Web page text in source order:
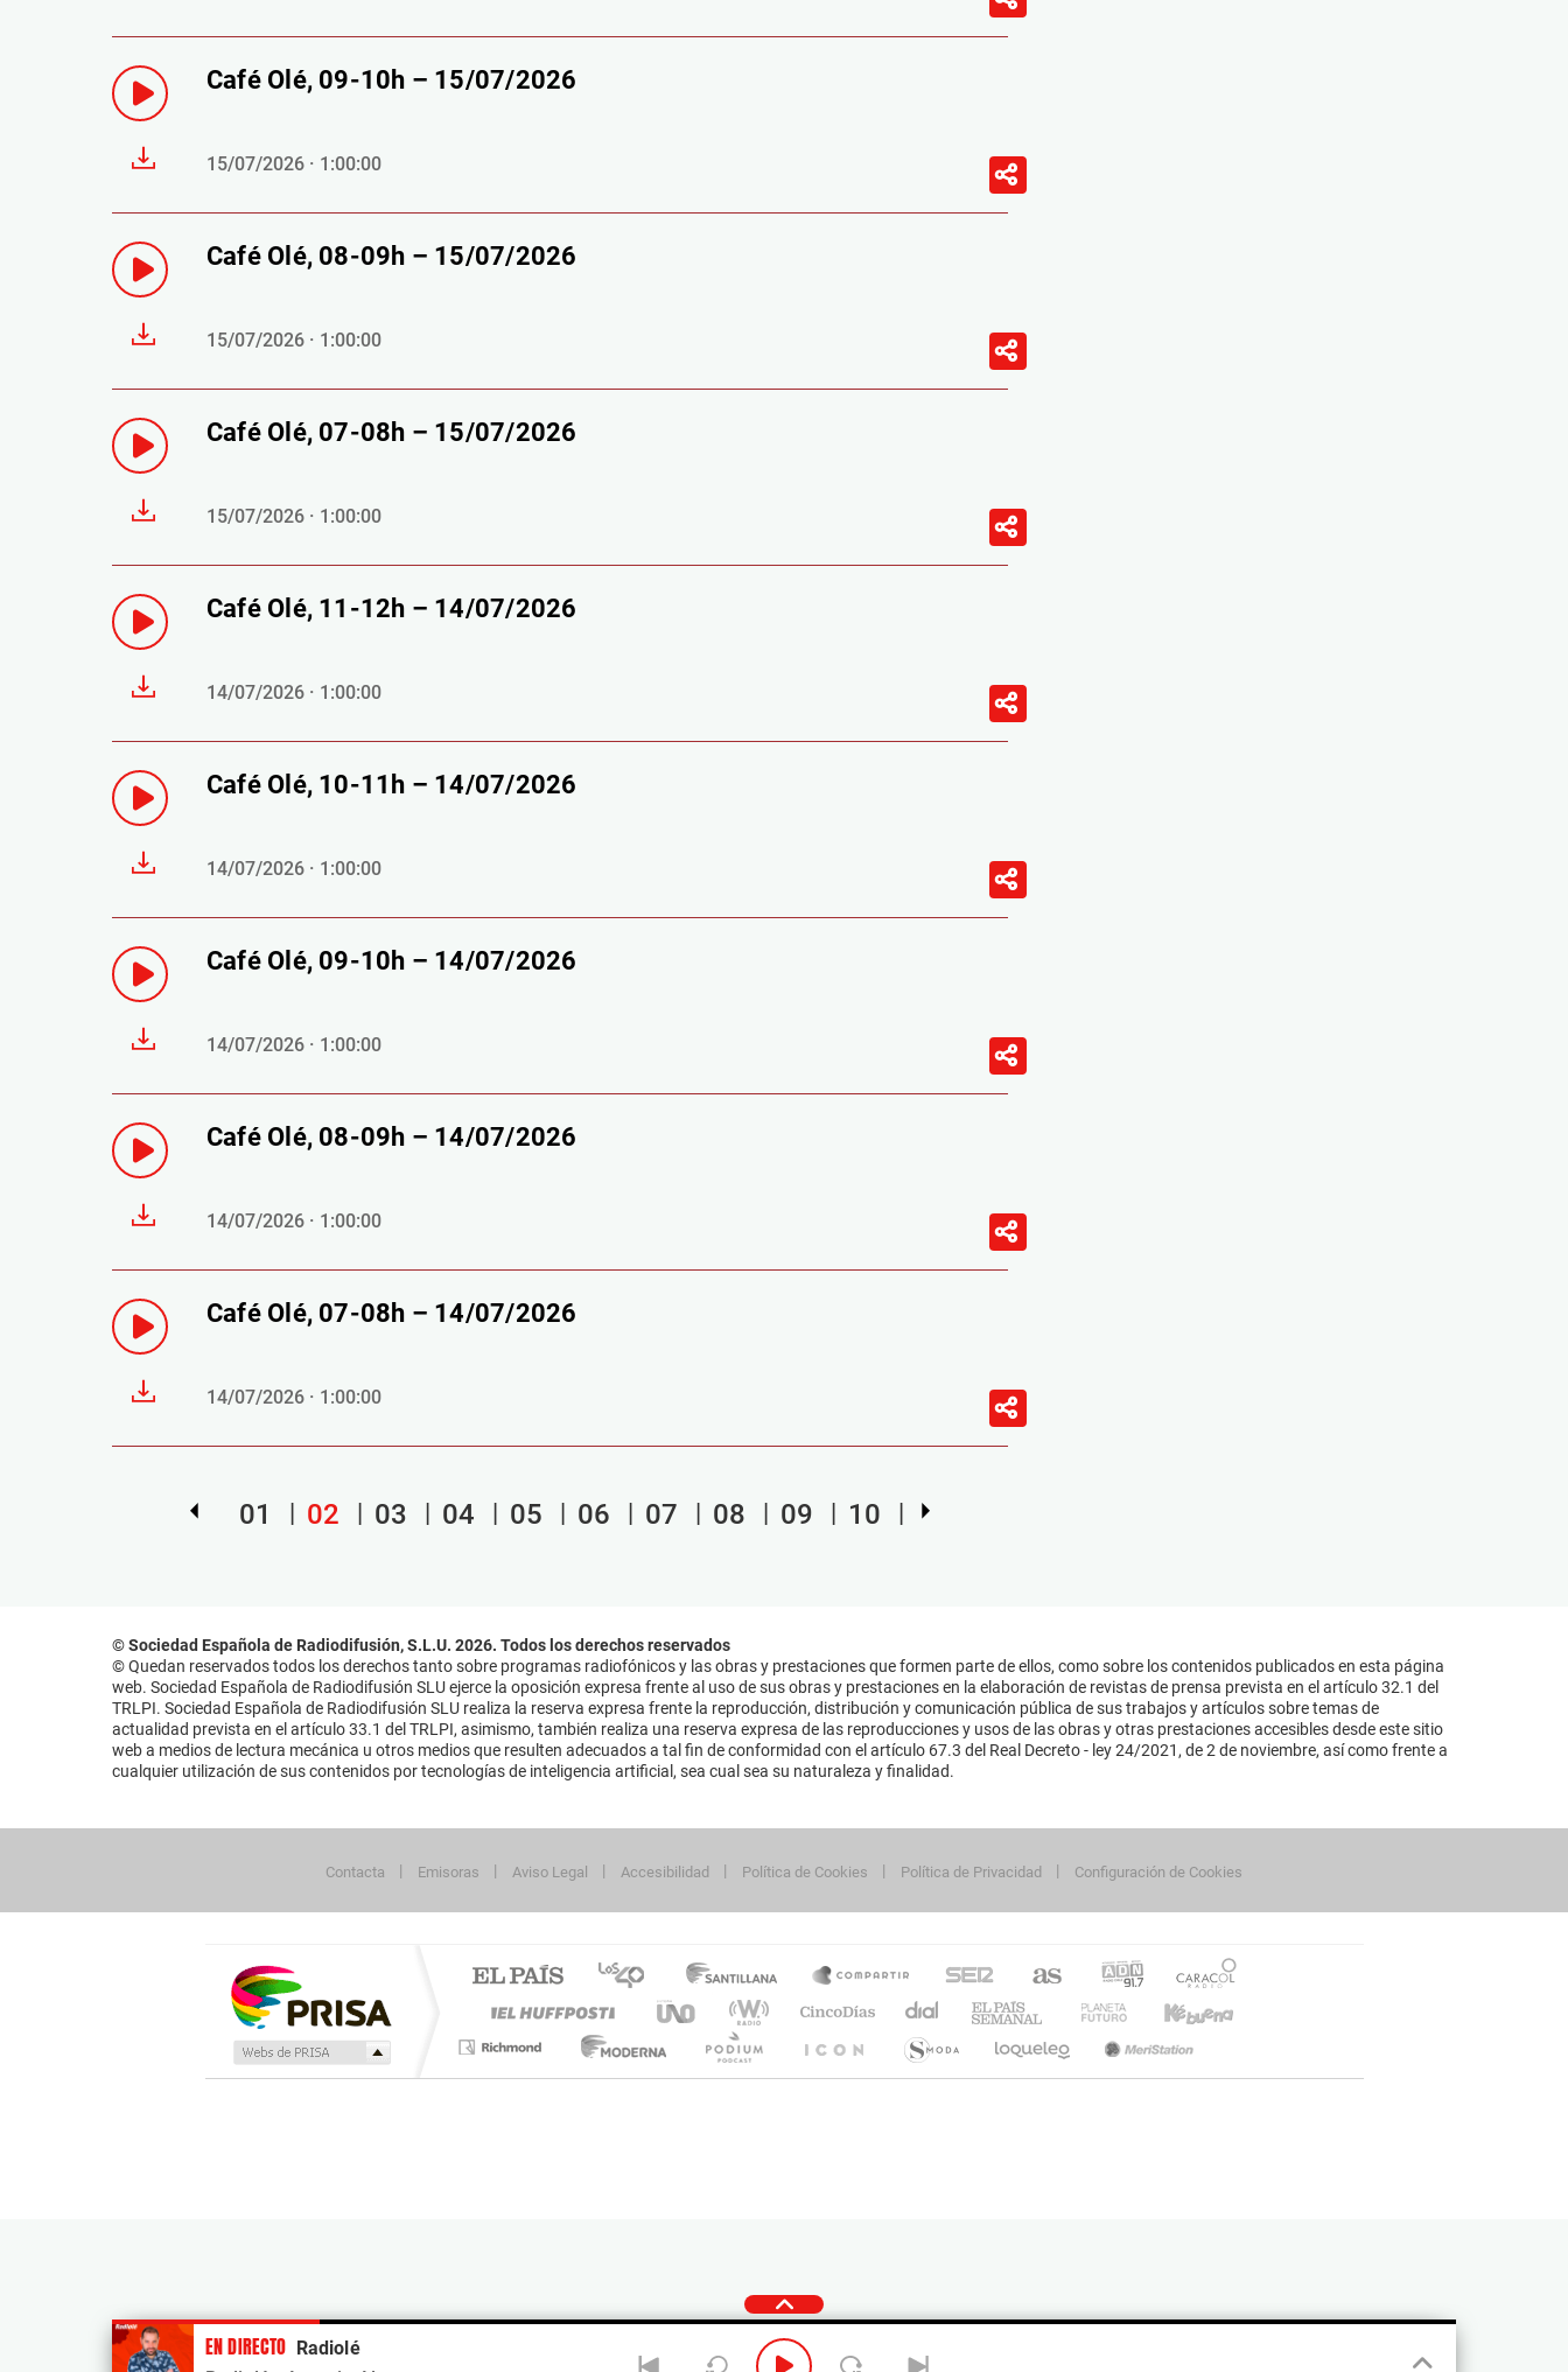
Café Olé, 09-10h – 15/07/2026
15/07/2026 · 1:00:00
Café Olé, 08-09h – 15/07/2026
15/07/2026 · 1:00:00
Café Olé, 07-08h – 15/07/2026
15/07/2026 · 1:00:00
Café Olé, 11-12h – 14/07/2026
14/07/2026 · 1:00:00
Café Olé, 10-11h – 14/07/2026
14/07/2026 · 1:00:00
Café Olé, 09-10h – 14/07/2026
14/07/2026 · 1:00:00
Café Olé, 08-09h – 14/07/2026
14/07/2026 · 1:00:00
Café Olé, 07-08h – 14/07/2026
14/07/2026 · 1:00:00
01 02 03 04 05 06 07 08 09 10
© Sociedad Española de Radiodifusión, S.L.U. 2026. Todos los derechos reservados
© Quedan reservados todos los derechos tanto sobre programas radiofónicos y las obras y prestaciones que formen parte de ellos, como sobre los contenidos publicados en esta página
web. Sociedad Española de Radiodifusión SLU ejerce la oposición expresa frente al uso de sus obras y prestaciones en la elaboración de revistas de prensa prevista en el artículo 32.1 del
TRLPI. Sociedad Española de Radiodifusión SLU realiza la reserva expresa frente la reproducción, distribución y comunicación pública de sus trabajos y artículos sobre temas de
actualidad prevista en el artículo 33.1 del TRLPI, asimismo, también realiza una reserva expresa de las reproducciones y usos de las obras y otras prestaciones accesibles desde este sitio
web a medios de lectura mecánica u otros medios que resulten adecuados a tal fin de conformidad con el artículo 67.3 del Real Decreto - ley 24/2021, de 2 de noviembre, así como frente a
cualquier utilización de sus contenidos por tecnologías de inteligencia artificial, sea cual sea su naturaleza y finalidad.
Contacta Emisoras Aviso Legal Accesibilidad Política de Cookies Política de Privacidad Configuración de Cookies
Publicidad
Tu contenido empezará después de la publicidad
EN DIRECTO Radiolé